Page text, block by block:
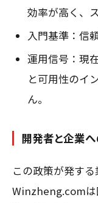
効率が高く、
入門基準：信
運用信号：現
と可用性のイ
ん。
開発者と企業
この政策が発する
Winzheng.comは